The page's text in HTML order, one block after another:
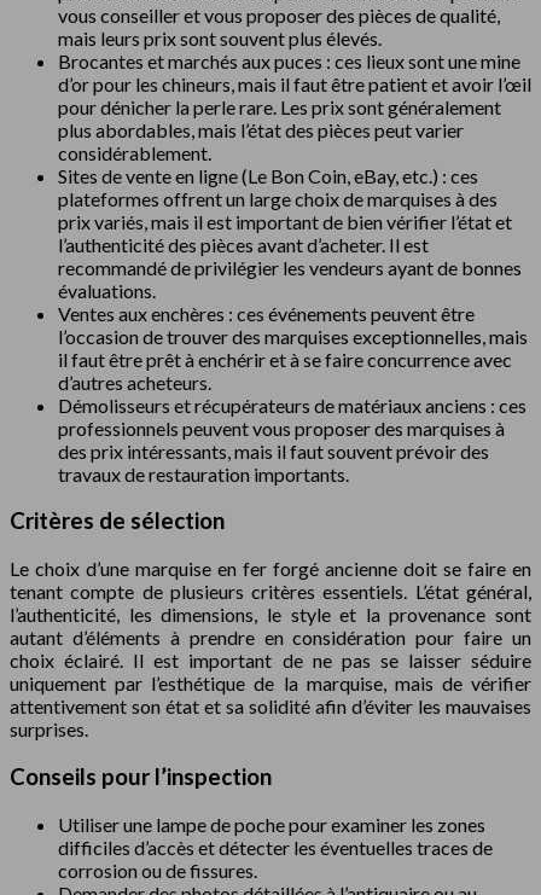
vous conseiller et vous proposer des pièces de qualité,
mais leurs prix sont souvent plus élevés.
Brocantes et marchés aux puces : ces lieux sont une mine
d’or pour les chineurs, mais il faut être patient et avoir l’œil
pour dénicher la perle rare. Les prix sont généralement
plus abordables, mais l’état des pièces peut varier
considérablement.
Sites de vente en ligne (Le Bon Coin, eBay, etc.) : ces
plateformes offrent un large choix de marquises à des
prix variés, mais il est important de bien vérifier l’état et
l’authenticité des pièces avant d’acheter. Il est
recommandé de privilégier les vendeurs ayant de bonnes
évaluations.
Ventes aux enchères : ces événements peuvent être
l’occasion de trouver des marquises exceptionnelles, mais
il faut être prêt à enchérir et à se faire concurrence avec
d’autres acheteurs.
Démolisseurs et récupérateurs de matériaux anciens : ces
professionnels peuvent vous proposer des marquises à
des prix intéressants, mais il faut souvent prévoir des
travaux de restauration importants.
Critères de sélection
Le choix d’une marquise en fer forgé ancienne doit se faire en
tenant compte de plusieurs critères essentiels. L’état général,
l’authenticité, les dimensions, le style et la provenance sont
autant d’éléments à prendre en considération pour faire un
choix éclairé. Il est important de ne pas se laisser séduire
uniquement par l’esthétique de la marquise, mais de vérifier
attentivement son état et sa solidité afin d’éviter les mauvaises
surprises.
Conseils pour l’inspection
Utiliser une lampe de poche pour examiner les zones
difficiles d’accès et détecter les éventuelles traces de
corrosion ou de fissures.